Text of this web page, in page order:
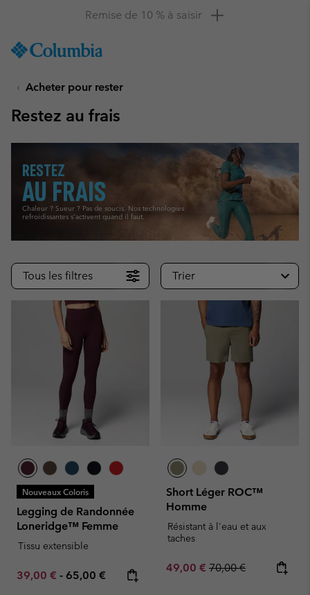
TO
SKIP
MAIN
TO
SEARCH
Remise de 10 % à saisir
Acheter pour rester
Restez au frais
RESTEZ
AU FRAIS
Chaleur ? Sueur ? Pas de soucis. Nos technologies
refroidissantes s'activent quand il faut.
Tous les filtres Trier
Nouveaux Coloris
Legging de Randonnée
Loneridge™ Femme
Tissu extensible
Minimum sale price:
39,00 € - Maximum price:
65,00 €
Short Léger ROC™
Homme
Résistant à l'eau et aux
taches
Sale price:
49,00 € Regular price:
70,00 €